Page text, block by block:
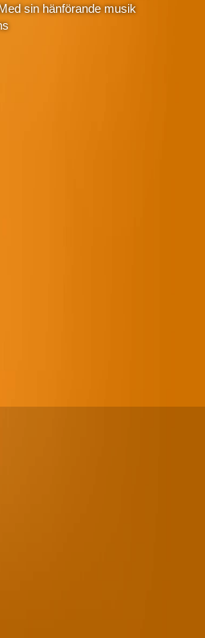
sin hänförande musik